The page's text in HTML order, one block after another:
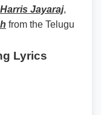
Harris Jayaraj,
from the Telugu
Lyrics